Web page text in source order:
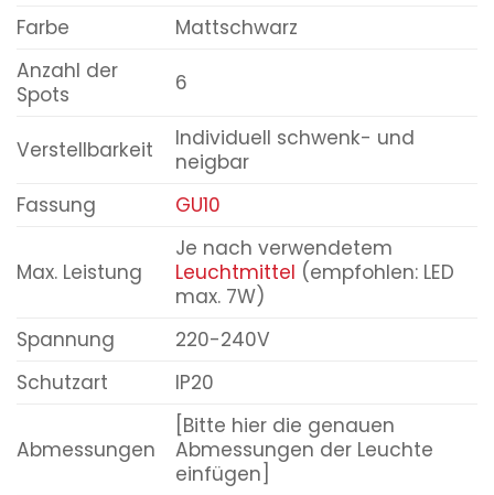
Farbe
Mattschwarz
Anzahl der
Spots
6
Verstellbarkeit
Individuell schwenk- und
neigbar
Fassung
GU10
Max. Leistung
Je nach verwendetem
Leuchtmittel (empfohlen: LED
max. 7W)
Spannung
220-240V
Schutzart
IP20
Abmessungen
[Bitte hier die genauen
Abmessungen der Leuchte
einfügen]